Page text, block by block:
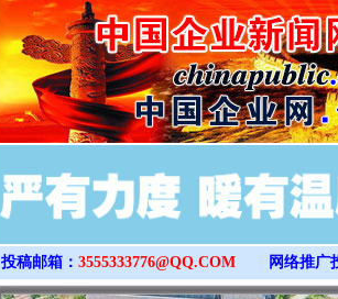
投稿邮箱： 3555333776@QQ.COM 网络推广